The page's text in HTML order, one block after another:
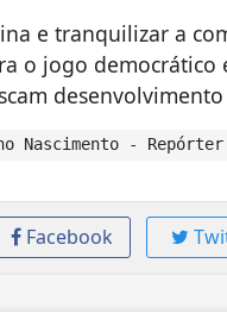
e tranquilizar a
o jogo democrático
Nascimento -
Facebook